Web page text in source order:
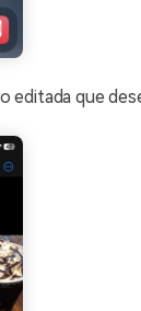
editada que